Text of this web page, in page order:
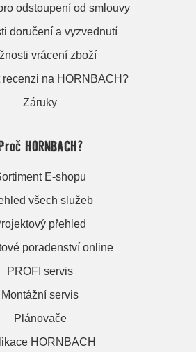
odstoupení od smlouvy
doručení a vyzvednutí
vrácení zboží
recenzi na HORNBACH?
Záruky
HORNBACH?
E-shopu
všech služeb
přehled
poradenství online
PROFI servis
Montážní servis
Plánovače
HORNBACH